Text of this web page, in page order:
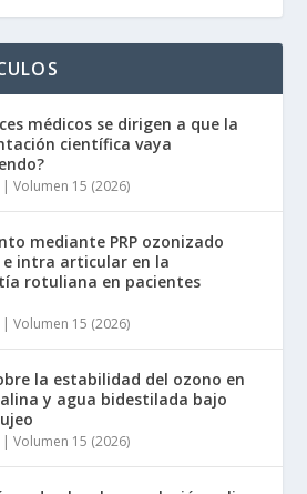
médicos se dirigen a que la
científica vaya
|Volumen 15 (2026)
mediante PRP ozonizado
intra articular en la
rotuliana en pacientes
|Volumen 15 (2026)
la estabilidad del ozono en
y agua bidestilada bajo
|Volumen 15 (2026)